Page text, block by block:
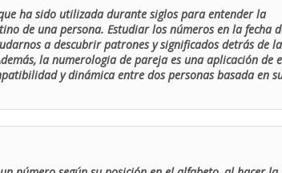
ha sido utilizada durante siglos para entender la
de una persona. Estudiar los números en la fecha
a descubrir patrones y significados detrás de
la numerologia de pareja es una aplicación de
y dinámica entre dos personas basada en